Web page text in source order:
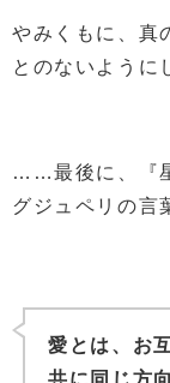
やみくもに、真
とのないように
……最後に、『
グジュペリの言
愛とは、お
共に同じ方